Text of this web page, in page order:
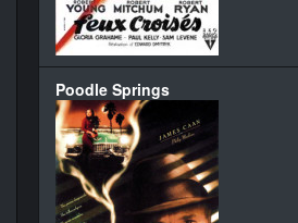
Poodle Springs